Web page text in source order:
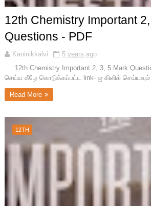
12th Chemistry Important
Questions - PDF
Kaninikkalvi
5 years ago
12th Chemistry Important 2, 3, 5 Mark
செய்ய கீழே கொடுக்கப்பட்ட link- ஐ கிளிக் செய்யவும்
Read More
12TH